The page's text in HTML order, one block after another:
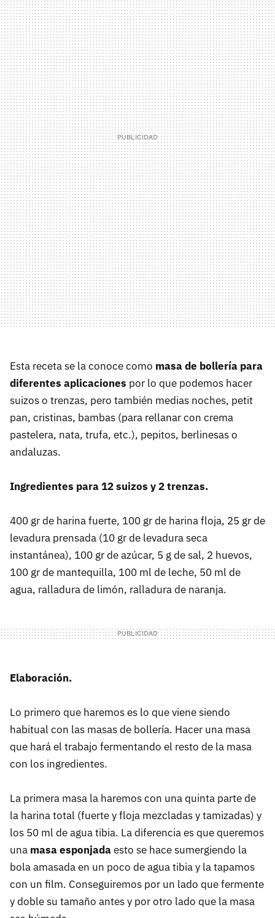
Esta receta se la conoce como masa de bollería para
diferentes aplicaciones por lo que podemos hacer
suizos o trenzas, pero también medias noches, petit
pan, cristinas, bambas (para rellanar con crema
pastelera, nata, trufa, etc.), pepitos, berlinesas o
andaluzas.
Ingredientes para 12 suizos y 2 trenzas.
400 gr de harina fuerte, 100 gr de harina floja, 25 gr de
levadura prensada (10 gr de levadura seca
instantánea), 100 gr de azúcar, 5 g de sal, 2 huevos,
100 gr de mantequilla, 100 ml de leche, 50 ml de
agua, ralladura de limón, ralladura de naranja.
Elaboración.
Lo primero que haremos es lo que viene siendo
habitual con las masas de bollería. Hacer una masa
que hará el trabajo fermentando el resto de la masa
con los ingredientes.
La primera masa la haremos con una quinta parte de
la harina total (fuerte y floja mezcladas y tamizadas) y
los 50 ml de agua tibia. La diferencia es que queremos
una masa esponjadaesto se hace sumergiendo la
bola amasada en un poco de agua tibia y la tapamos
con un film. Conseguiremos por un lado que fermente
y doble su tamaño antes y por otro lado que la masa